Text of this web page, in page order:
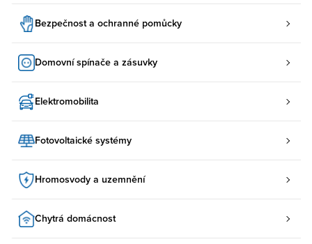
Bezpečnost a ochranné pomůcky
Domovní spínače a zásuvky
Elektromobilita
Fotovoltaické systémy
Hromosvody a uzemnění
Chytrá domácnost